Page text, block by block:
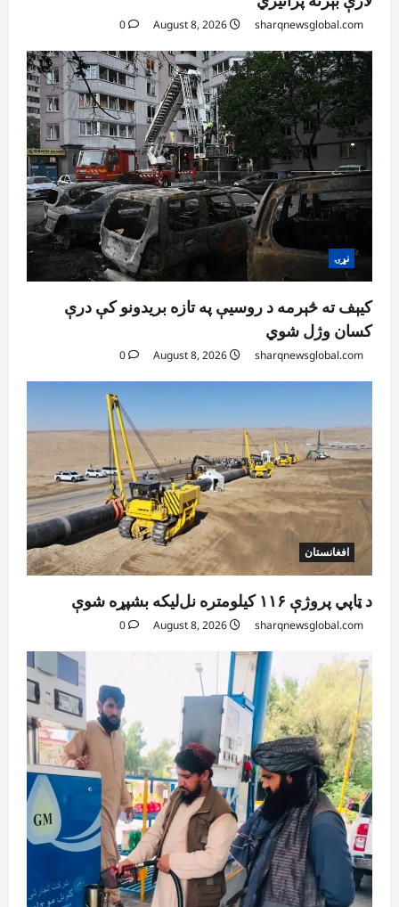
4
5
افغانستان
ټولګټو وزارت: قیصار ـ لامان سړک رغنیزې
چارې په بېلابېلو برخو کې روانې دي
sharqnewsglobal.com
August 6, 2026
sharqnewsglobal.com
0
نړۍ
کیېف ته څېرمه د روسیې په تازه بریدونو کې درې
کسان وژل شوي
sharqnewsglobal.com
0
افغانستان
د ټاپي پروژې ۱۱۶ کیلومتره نل‌لیکه بشپړه شوې
sharqnewsglobal.com
0